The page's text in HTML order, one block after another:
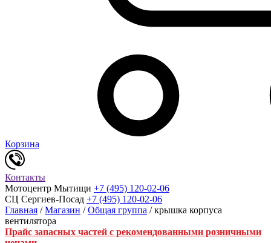
Корзина
Контакты
Мотоцентр Мытищи +7 (495) 120-02-06
СЦ Сергиев-Посад +7 (495) 120-02-06
Главная /Магазин /Общая группа / крышка корпуса
вентилятора
Прайс запасных частей с рекомендованными розничными